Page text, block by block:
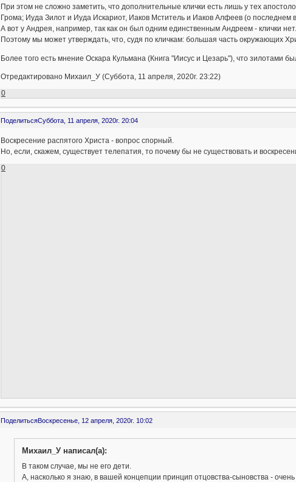
При этом не сложно заметить, что дополнительные клички есть лишь у тех
Грома; Иуда Зилот и Иуда Искариот, Иаков Мститель и Иаков Алфеев (о
А вот у Андрея, например, так как он был одним единственным Андреем - клички нет.
Поэтому мы может утверждать, что, судя по кличкам: большая часть окружающих
Более того есть мнение Оскара Кульмана (Книга "Иисус и Цезарь"), что зилотами
Отредактировано Михаил_У (Суббота, 11 апреля, 2020г. 23:22)
0
ПоделитьсяСуббота, 11 апреля, 2020г. 20:04
Воскресение распятого Христа - вопрос спорный.
Но, если, скажем, существует телепатия, то почему бы не существовать и
0
ПоделитьсяВоскресенье, 12 апреля, 2020г. 10:02
Михаил_У написал(а):
В таком случае, мы не его дети.
А, насколько я знаю, в вашей концепции принцип отцовства-сыновства -